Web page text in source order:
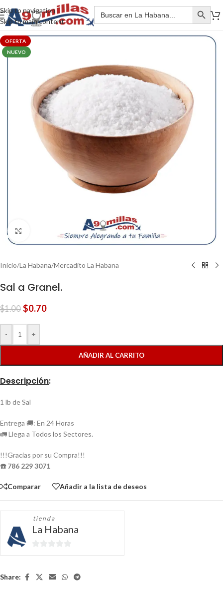
Skip to navigation
Skip to main content
OFERTA
NUEVO
Inicio/La Habana/Mercadito La Habana
Sal a Granel.
$1.00 $0.70
- +
AÑADIR AL CARRITO
Descripción:
1 lb de Sal
Entrega 🚚: En 24 Horas
🚛 Llega a Todos los Sectores.
!!!Gracias por su Compra!!!
☎️ 786 229 3071
Comparar Añadir a la lista de deseos
tienda
La Habana
0
Share: